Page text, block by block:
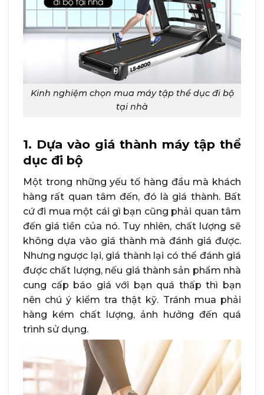
Kinh nghiệm chọn mua máy tập thể dục đi bộ
tại nhà
1. Dựa vào giá thành máy tập thể
dục đi bộ
Một trong những yếu tố hàng đầu mà khách
hàng rất quan tâm đến, đó là giá thành. Bất
cứ đi mua một cái gì bạn cũng phải quan tâm
đến giá tiền của nó. Tuy nhiên, chất lượng sẽ
không dựa vào giá thành mà đánh giá được.
Nhưng ngược lại, giá thành lại có thể đánh giá
được chất lượng, nếu giá thành sản phẩm nhà
cung cấp báo giá với bạn quá thấp thì bạn
nên chú ý kiểm tra thật kỹ. Tránh mua phải
hàng kém chất lượng, ảnh hưởng đến quá
trình sử dụng.